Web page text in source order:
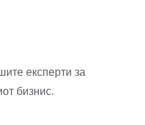
експерти за
бизнис.